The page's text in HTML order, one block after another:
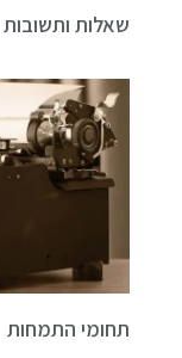
שאלות ותשובות
תחומי התמחות